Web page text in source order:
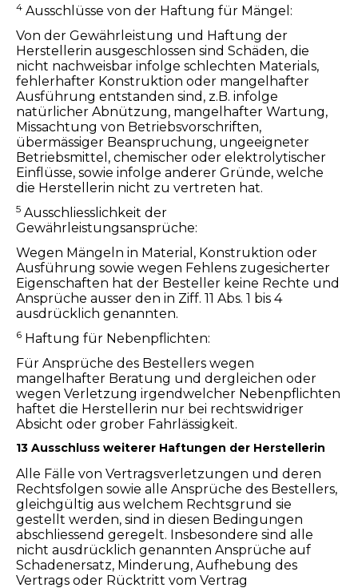
4 Ausschlüsse von der Haftung für Mängel:
Von der Gewährleistung und Haftung der
Herstellerin ausgeschlossen sind Schäden, die
nicht nachweisbar infolge schlechten Materials,
fehlerhafter Konstruktion oder mangelhafter
Ausführung entstanden sind, z.B. infolge
natürlicher Abnützung, mangelhafter Wartung,
Missachtung von Betriebsvorschriften,
übermässiger Beanspruchung, ungeeigneter
Betriebsmittel, chemischer oder elektrolytischer
Einflüsse, sowie infolge anderer Gründe, welche
die Herstellerin nicht zu vertreten hat.
5 Ausschliesslichkeit der
Gewährleistungsansprüche:
Wegen Mängeln in Material, Konstruktion oder
Ausführung sowie wegen Fehlens zugesicherter
Eigenschaften hat der Besteller keine Rechte und
Ansprüche ausser den in Ziff. 11 Abs. 1 bis 4
ausdrücklich genannten.
6 Haftung für Nebenpflichten:
Für Ansprüche des Bestellers wegen
mangelhafter Beratung und dergleichen oder
wegen Verletzung irgendwelcher Nebenpflichten
haftet die Herstellerin nur bei rechtswidriger
Absicht oder grober Fahrlässigkeit.
13 Ausschluss weiterer Haftungen der Herstellerin
Alle Fälle von Vertragsverletzungen und deren
Rechtsfolgen sowie alle Ansprüche des Bestellers,
gleichgültig aus welchem Rechtsgrund sie
gestellt werden, sind in diesen Bedingungen
abschliessend geregelt. Insbesondere sind alle
nicht ausdrücklich genannten Ansprüche auf
Schadenersatz, Minderung, Aufhebung des
Vertrags oder Rücktritt vom Vertrag